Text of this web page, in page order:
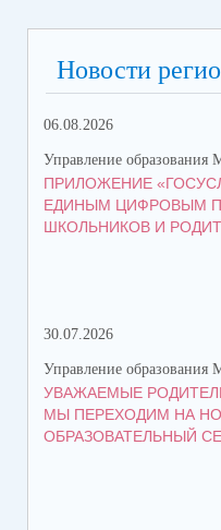
Новости
06.08.2026
Управление образования
ПРИЛОЖЕНИЕ
ЕДИНЫМ ЦИФРОВЫМ
ШКОЛЬНИКОВ И
30.07.2026
Управление образования
УВАЖАЕМЫЕ
МЫ ПЕРЕХОДИМ НА
ОБРАЗОВАТЕЛЬНЫЙ